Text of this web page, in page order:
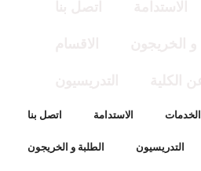
اتصل بنا الاستدامة الخدمات
الطلبة و الخريجون التدريسيون